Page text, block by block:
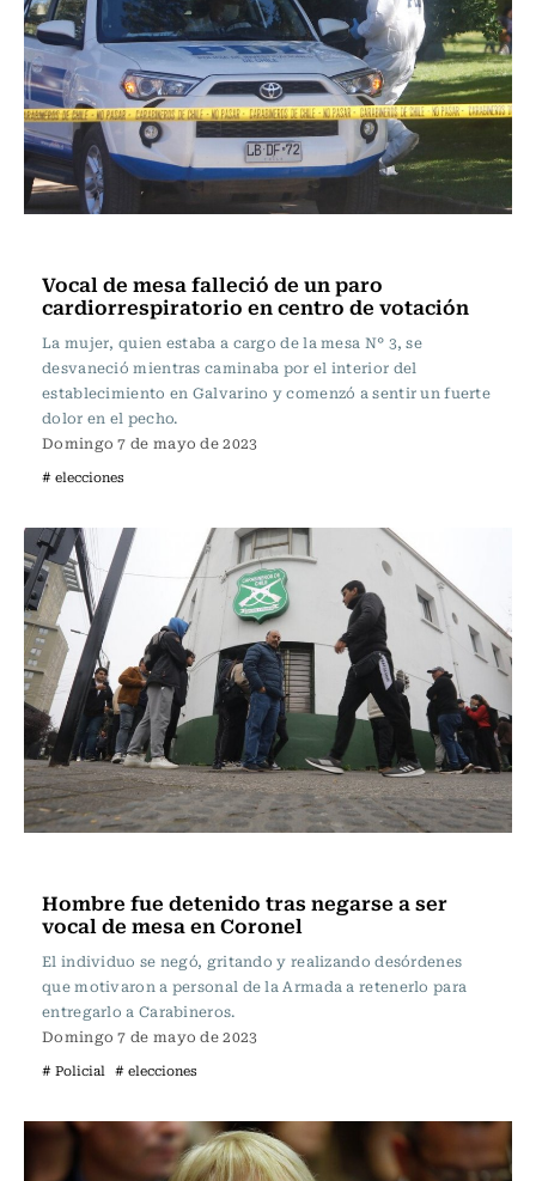
Vocal de mesa falleció de un paro
cardiorrespiratorio en centro de votación
La mujer, quien estaba a cargo de la mesa N° 3, se
desvaneció mientras caminaba por el interior del
establecimiento en Galvarino y comenzó a sentir un fuerte
dolor en el pecho.
Domingo 7 de mayo de 2023
# elecciones
Hombre fue detenido tras negarse a ser
vocal de mesa en Coronel
El individuo se negó, gritando y realizando desórdenes
que motivaron a personal de la Armada a retenerlo para
entregarlo a Carabineros.
Domingo 7 de mayo de 2023
# Policial # elecciones